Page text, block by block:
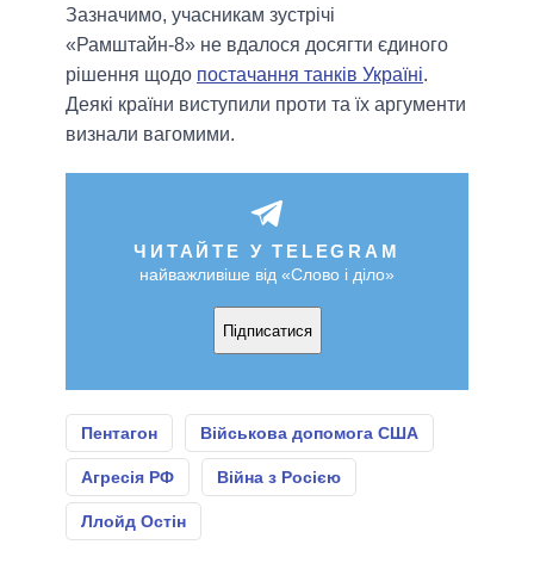
Зазначимо, учасникам зустрічі
«Рамштайн-8» не вдалося досягти єдиного
рішення щодо постачання танків Україні.
Деякі країни виступили проти та їх аргументи
визнали вагомими.
ЧИТАЙТЕ У TELEGRAM
найважливіше від «Слово і діло»
Підписатися
Пентагон Військова допомога США
Агресія РФ Війна з Росією
Ллойд Остін